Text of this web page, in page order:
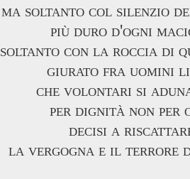
ma soltanto col silenzio
più duro d'ogni
soltanto con la roccia di
giurato fra uomini
che volontari si
per dignità non per
decisi a
la vergogna e il terrore